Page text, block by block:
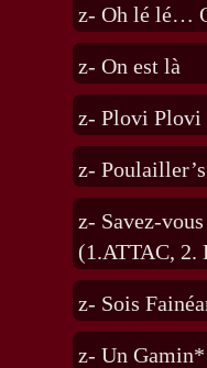
z- Oh lé lé…
z- On est là
z- Plovi Plovi
z-
z- Savez-
(1.ATTAC, 2.
z- Sois
z- Un Gamin*